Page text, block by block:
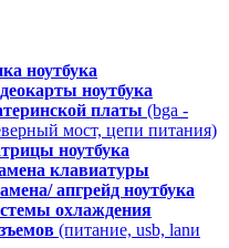
ноутбука
ноутбука
платы (bga -
мост, цепи питания)
ноутбука
клавиатуры
апгрейд ноутбука
охлаждения
(питание, usb, lanи